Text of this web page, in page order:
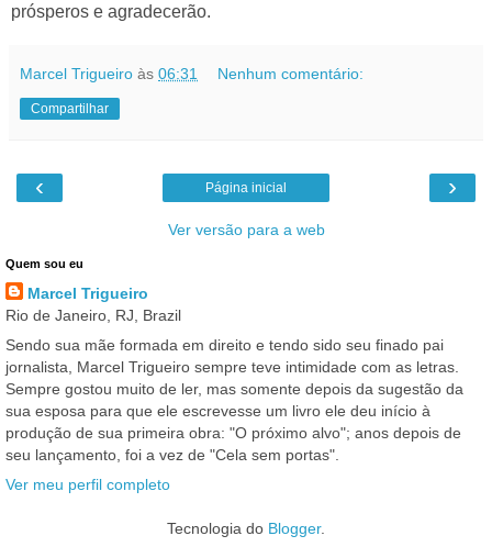
prósperos e agradecerão.
Marcel Trigueiro às 06:31 Nenhum comentário:
Compartilhar
‹ ›
Página inicial
Ver versão para a web
Quem sou eu
Marcel Trigueiro
Rio de Janeiro, RJ, Brazil
Sendo sua mãe formada em direito e tendo sido seu finado pai
jornalista, Marcel Trigueiro sempre teve intimidade com as letras.
Sempre gostou muito de ler, mas somente depois da sugestão da
sua esposa para que ele escrevesse um livro ele deu início à
produção de sua primeira obra: "O próximo alvo"; anos depois de
seu lançamento, foi a vez de "Cela sem portas".
Ver meu perfil completo
Tecnologia do Blogger.